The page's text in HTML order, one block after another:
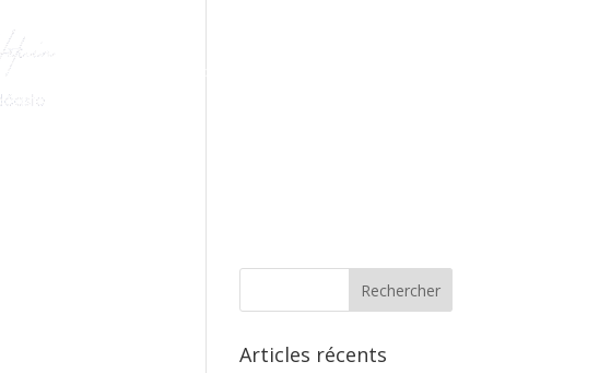
Articles récents